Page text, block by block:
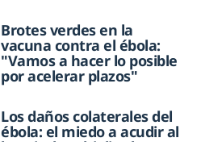
Brotes verdes en la
vacuna contra el ébola:
"Vamos a hacer lo posible
por acelerar plazos"
Los daños colaterales del
ébola: el miedo a acudir al